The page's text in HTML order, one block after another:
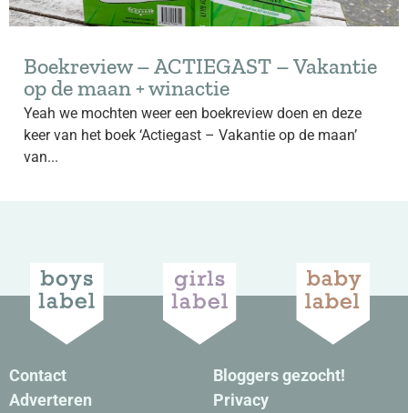
Boekreview – ACTIEGAST – Vakantie
op de maan + winactie
Yeah we mochten weer een boekreview doen en deze
keer van het boek ‘Actiegast – Vakantie op de maan’
van...
Contact
Adverteren
Bloggers gezocht!
Privacy